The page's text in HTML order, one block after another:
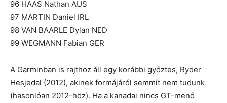
96 HAAS Nathan AUS
97 MARTIN Daniel IRL
98 VAN BAARLE Dylan NED
99 WEGMANN Fabian GER
A Garminban is rajthoz áll egy korábbi győztes, Ryder
Hesjedal (2012), akinek formájáról semmit nem tudunk
(hasonlóan 2012-höz). Ha a kanadai nincs GT-menő